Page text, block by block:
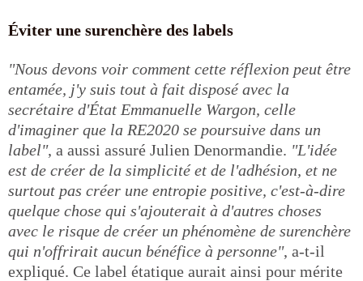
Éviter une surenchère des labels
"Nous devons voir comment cette réflexion peut être
entamée, j'y suis tout à fait disposé avec la
secrétaire d'État Emmanuelle Wargon, celle
d'imaginer que la RE2020 se poursuive dans un
label", a aussi assuré Julien Denormandie. "L'idée
est de créer de la simplicité et de l'adhésion, et ne
surtout pas créer une entropie positive, c'est-à-dire
quelque chose qui s'ajouterait à d'autres choses
avec le risque de créer un phénomène de surenchère
qui n'offrirait aucun bénéfice à personne", a-t-il
expliqué. Ce label étatique aurait ainsi pour mérite